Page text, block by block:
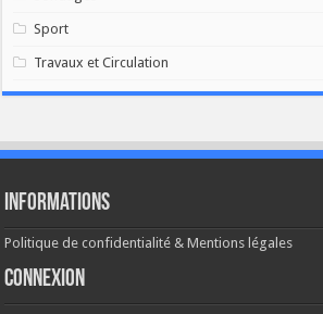
Sport
Travaux et Circulation
Informations
Politique de confidentialité & Mentions légales
Connexion